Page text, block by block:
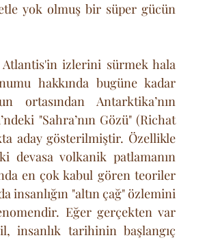
yok olmuş bir süper gücün
Atlantis'in izlerini sürmek hala
hakkında bugüne kadar
ortasından Antarktika’nın
"Sahra’nın Gözü" (Richat
devasa volkanik patlamanın
en çok kabul gören teoriler
insanlığın "altın çağ" özlemini
Eğer gerçekten var
insanlık tarihinin başlangıç